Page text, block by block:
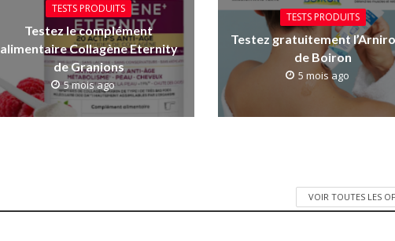
TESTS PRODUITS
Testez le complément
alimentaire Collagène Eternity
de Granions
5 mois ago
TESTS PRODUITS
Testez gratuitement
de Boiron
5 mois ago
VOIR TOUTES LES